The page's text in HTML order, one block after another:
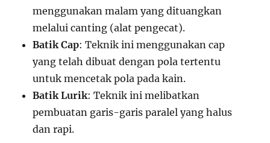
menggunakan malam yang dituangkan
melalui canting (alat pengecat).
Batik Cap: Teknik ini menggunakan cap
yang telah dibuat dengan pola tertentu
untuk mencetak pola pada kain.
Batik Lurik: Teknik ini melibatkan
pembuatan garis-garis paralel yang halus
dan rapi.